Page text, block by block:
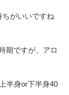
がいいですね
期ですが、アロ
半身or下半身40